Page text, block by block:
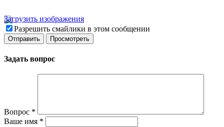
Загрузить изображения
Разрешить смайлики в этом сообщении
Задать вопрос
Вопрос *
Ваше имя *